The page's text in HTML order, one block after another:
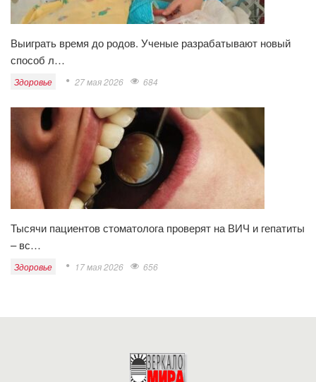
Выиграть время до родов. Ученые разрабатывают новый
способ л…
Здоровье 27 мая 2026 684
Тысячи пациентов стоматолога проверят на ВИЧ и гепатиты
– вс…
Здоровье 17 мая 2026 656